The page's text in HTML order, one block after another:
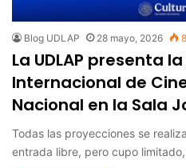
Blog UDLAP 28 mayo, 2026
La UDLAP presenta
Internacional de
Nacional en la Sala
Todas las proyecciones se
entrada libre, pero cupo